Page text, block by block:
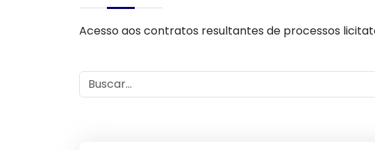
Acesso aos contratos resultantes de processos